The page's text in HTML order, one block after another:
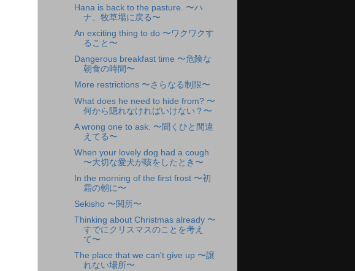
Hana is back to the pasture. 〜ハ
ナ、牧草場に戻る〜
An exciting thing to do 〜ワクワクす
ること〜
Dangerous breakfast time 〜危険な
朝食の時間〜
More restrictions 〜さらなる制限〜
What does he need to hide from? 〜
何から隠れなければいけない？〜
A wrong one to ask. 〜聞くひと間違
えてる〜
When your lovely dog had a cough
〜大切な愛犬が咳をしたとき〜
In the morning of the first frost 〜初
霜の朝に〜
Sekisho 〜関所〜
Thinking about Christmas already 〜
すでにクリスマスのことを考え
て〜
The place that we can't give up 〜譲
れない場所〜